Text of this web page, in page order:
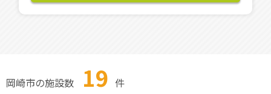
岡崎市の施設数 19 件